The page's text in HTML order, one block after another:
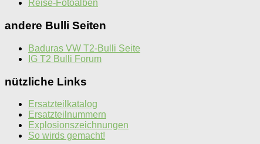
Reise-Fotoalben
andere Bulli Seiten
Baduras VW T2-Bulli Seite
IG T2 Bulli Forum
nützliche Links
Ersatzteilkatalog
Ersatzteilnummern
Explosionszeichnungen
So wirds gemacht!